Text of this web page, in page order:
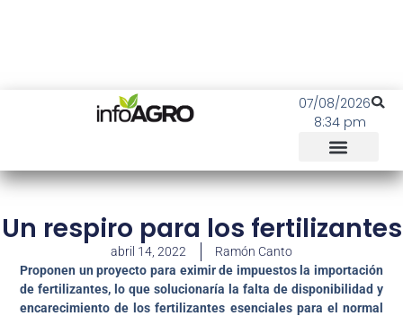
07/08/2026
8:34 pm
Un respiro para los fertilizantes
abril 14, 2022
Ramón Canto
Proponen un proyecto para eximir de impuestos la importación
de fertilizantes, lo que solucionaría la falta de disponibilidad y
encarecimiento de los fertilizantes esenciales para el normal